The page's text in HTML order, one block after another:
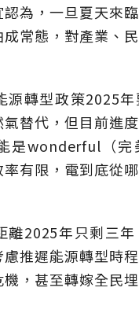
為，一旦夏天來
常態，對產業、
源轉型政策2025年
替代，但目前進
是wonderful（完
有限，電到底從
離2025年只剩三
推遲能源轉型時
，甚至轉嫁全民